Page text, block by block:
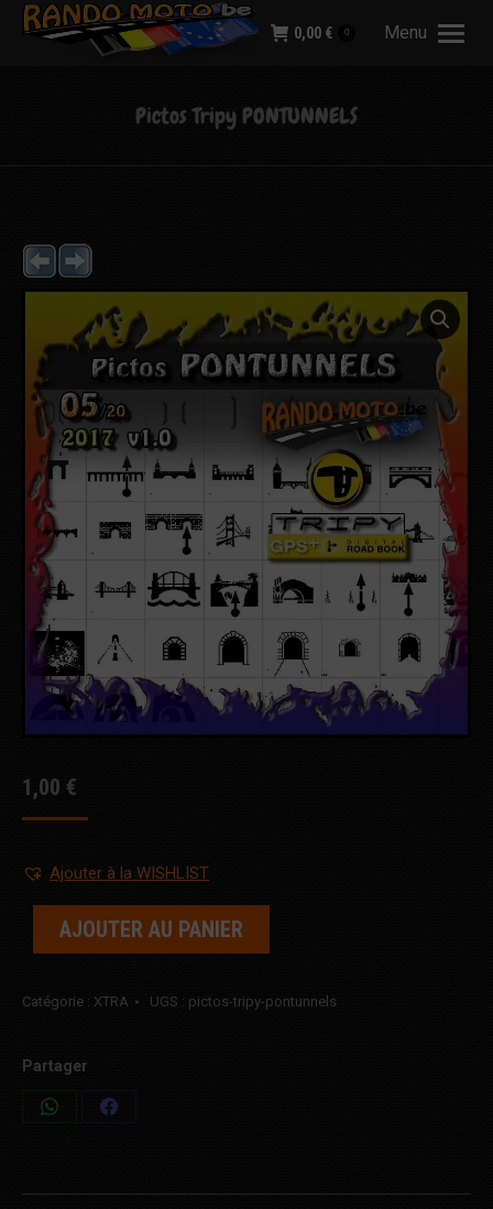
Menu
0,00 € 0
Pictos Tripy PONTUNNELS
1,00 €
Ajouter à la WISHLIST
AJOUTER AU PANIER
Catégorie : XTRA UGS : pictos-tripy-pontunnels
Partager
Share
Share